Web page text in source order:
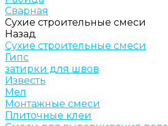
Сварная
Сухие строительные смеси
Назад
Сухие строительные смеси
Гипс
затирки для швов
Известь
Мел
Монтажные смеси
Плиточные клеи